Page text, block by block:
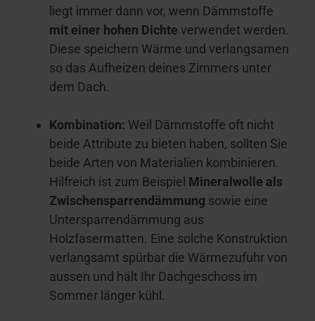
liegt immer dann vor, wenn Dämmstoffe
mit einer hohen Dichte verwendet werden.
Diese speichern Wärme und verlangsamen
so das Aufheizen deines Zimmers unter
dem Dach.
Kombination: Weil Dämmstoffe oft nicht
beide Attribute zu bieten haben, sollten Sie
beide Arten von Materialien kombinieren.
Hilfreich ist zum Beispiel Mineralwolle als
Zwischensparrendämmung sowie eine
Untersparrendämmung aus
Holzfasermatten. Eine solche Konstruktion
verlangsamt spürbar die Wärmezufuhr von
aussen und hält Ihr Dachgeschoss im
Sommer länger kühl.